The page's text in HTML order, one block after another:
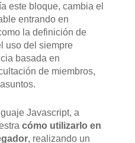
este bloque, cambia el
entrando en
la definición de
uso del siempre
basada en
de miembros,
Javascript, a
cómo utilizarlo en
, realizando un